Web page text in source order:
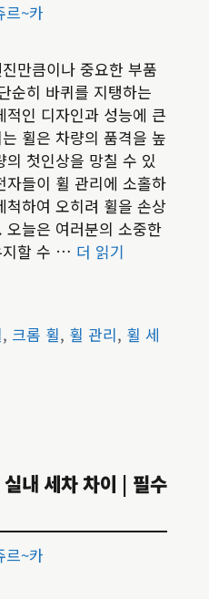
르~카
만큼이나 중요한 부품
순히 바퀴를 지탱하는
인 디자인과 성능에 큰
휠은 차량의 품격을 높
첫인상을 망칠 수 있
들이 휠 관리에 소홀하
하여 오히려 휠을 손상
늘은 여러분의 소중한
지할 수 … 더 읽기
, 크롬 휠, 휠 관리, 휠 세
내 세차 차이 | 필수
르~카